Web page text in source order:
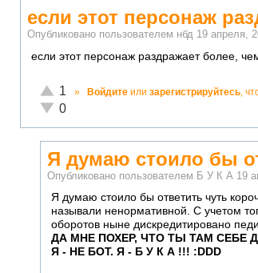
если этот персонаж
Опубликовано пользователем нбд 19 апреля,
если этот персонаж раздражает более,
Отлично!
1
Неадекватно!
0
» Войдите или зарегистрируйтесь,
Я думаю стоило бы
Опубликовано пользователем Б У К А 19
Я думаю стоило бы ответить чуть
называли ненормативной. С учетом
оборотов ныне дискредитировано
ДА МНЕ ПОХЕР, ЧТО ТЫ ТАМ
Я - НЕ БОТ. Я - Б У К А !!! :DDD